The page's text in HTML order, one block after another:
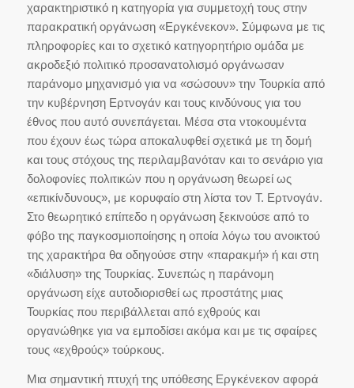
χαρακτηριστικό η κατηγορία για συμμετοχή τους στην
παρακρατική οργάνωση «Εργκένεκον». Σύμφωνα με τις
πληροφορίες και το σχετικό κατηγορητήριο ομάδα με
ακροδεξιό πολιτικό προσανατολισμό οργάνωσαν
παράνομο μηχανισμό για να «σώσουν» την Τουρκία από
την κυβέρνηση Ερτνογάν και τους κινδύνους για του
έθνος που αυτό συνεπάγεται. Μέσα στα ντοκουμέντα
που έχουν έως τώρα αποκαλυφθεί σχετικά με τη δομή
και τους στόχους της περιλαμβανόταν και το σενάριο για
δολοφονίες πολιτικών που η οργάνωση θεωρεί ως
«επικίνδυνους», με κορυφαίο στη λίστα τον Τ. Ερτνογάν.
Στο θεωρητικό επίπεδο η οργάνωση ξεκινούσε από το
φόβο της παγκοσμιοποίησης η οποία λόγω του ανοικτού
της χαρακτήρα θα οδηγούσε στην «παρακμή» ή και στη
«διάλυση» της Τουρκίας. Συνεπώς η παράνομη
οργάνωση είχε αυτοδιορισθεί ως προστάτης μιας
Τουρκίας που περιβάλλεται από εχθρούς και
οργανώθηκε για να εμποδίσει ακόμα και με τις σφαίρες
τους «εχθρούς» τούρκους.
Μια σημαντική πτυχή της υπόθεσης Εργκένεκον αφορά